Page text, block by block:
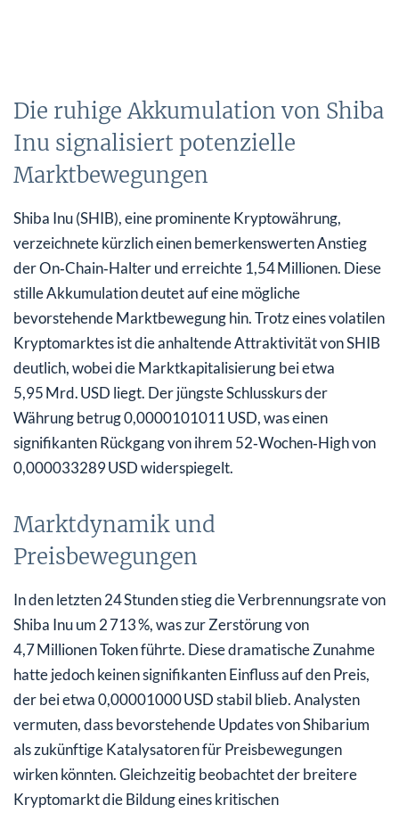
Die ruhige Akkumulation von Shiba
Inu signalisiert potenzielle
Marktbewegungen
Shiba Inu (SHIB), eine prominente Kryptowährung,
verzeichnete kürzlich einen bemerkenswerten Anstieg
der On‑Chain‑Halter und erreichte 1,54 Millionen. Diese
stille Akkumulation deutet auf eine mögliche
bevorstehende Marktbewegung hin. Trotz eines volatilen
Kryptomarktes ist die anhaltende Attraktivität von SHIB
deutlich, wobei die Marktkapitalisierung bei etwa
5,95 Mrd. USD liegt. Der jüngste Schlusskurs der
Währung betrug 0,0000101011 USD, was einen
signifikanten Rückgang von ihrem 52‑Wochen‑High von
0,000033289 USD widerspiegelt.
Marktdynamik und
Preisbewegungen
In den letzten 24 Stunden stieg die Verbrennungsrate von
Shiba Inu um 2 713 %, was zur Zerstörung von
4,7 Millionen Token führte. Diese dramatische Zunahme
hatte jedoch keinen signifikanten Einfluss auf den Preis,
der bei etwa 0,00001000 USD stabil blieb. Analysten
vermuten, dass bevorstehende Updates von Shibarium
als zukünftige Katalysatoren für Preisbewegungen
wirken könnten. Gleichzeitig beobachtet der breitere
Kryptomarkt die Bildung eines kritischen